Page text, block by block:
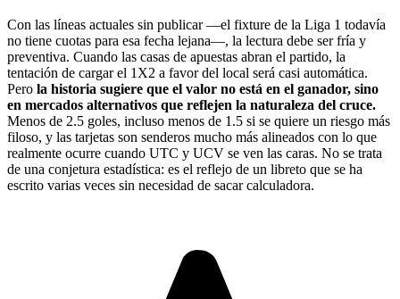
Con las líneas actuales sin publicar —el fixture de la Liga 1 todavía
no tiene cuotas para esa fecha lejana—, la lectura debe ser fría y
preventiva. Cuando las casas de apuestas abran el partido, la
tentación de cargar el 1X2 a favor del local será casi automática.
Pero la historia sugiere que el valor no está en el ganador, sino
en mercados alternativos que reflejen la naturaleza del cruce.
Menos de 2.5 goles, incluso menos de 1.5 si se quiere un riesgo más
filoso, y las tarjetas son senderos mucho más alineados con lo que
realmente ocurre cuando UTC y UCV se ven las caras. No se trata
de una conjetura estadística: es el reflejo de un libreto que se ha
escrito varias veces sin necesidad de sacar calculadora.